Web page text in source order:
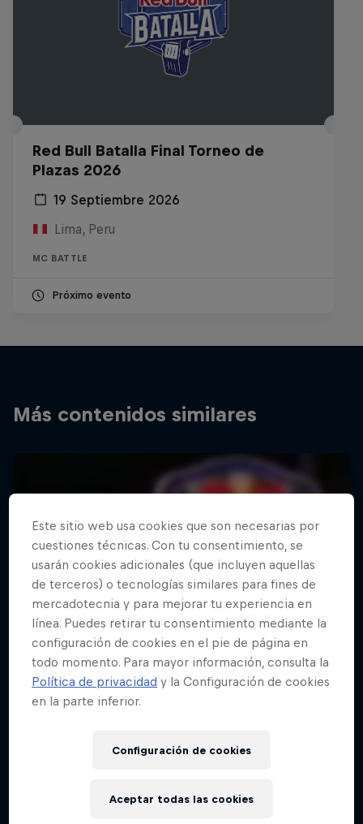
Red Bull Batalla Final Torneo de
Plazas 2026
19 Septiembre 2026
Lima, Peru
MC BATTLE
Próximo evento
Más contenidos similares
Este sitio web usa cookies que son necesarias por
cuestiones técnicas. Con tu consentimiento, se
usarán cookies adicionales (que incluyen aquellas
de terceros) o tecnologías similares para fines de
mercadotecnia y para mejorar tu experiencia en
línea. Puedes retirar tu consentimiento mediante la
configuración de cookies en el pie de página en
todo momento. Para mayor información, consulta la
Política de privacidad y la Configuración de cookies
en la parte inferior.
Configuración de cookies
Aceptar todas las cookies